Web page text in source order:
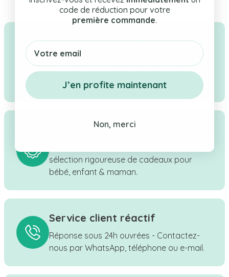
Livraison rapide & gratuite
Tes cadeaux en stock expédiés en Suisse
sous 1–2 jours ouvrés. Livraison offerte dès
CHF 100.
Qualité & confiance
sélection rigoureuse de cadeaux pour
bébé, enfant & maman.
Service client réactif
Réponse sous 24h ouvrées - Contactez-
nous par WhatsApp, téléphone ou e-mail.
code de réduction pour votre
première commande.
Email
J’en profite maintenant
Non, merci